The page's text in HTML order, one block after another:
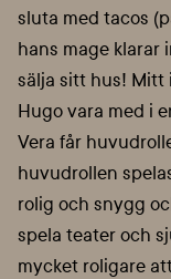
sluta med tacos
hans mage klarar
sälja sitt hus! Mitt
Hugo vara med i
Vera får
huvudrollen
rolig och snygg
spela teater och
mycket roligare